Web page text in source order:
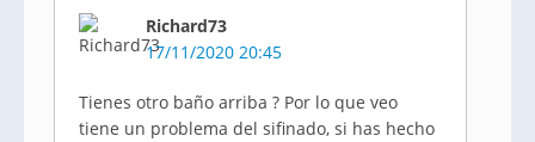
Richard73
17/11/2020 20:45
Tienes otro baño arriba ? Por lo que veo
tiene un problema del sifinado, si has hecho